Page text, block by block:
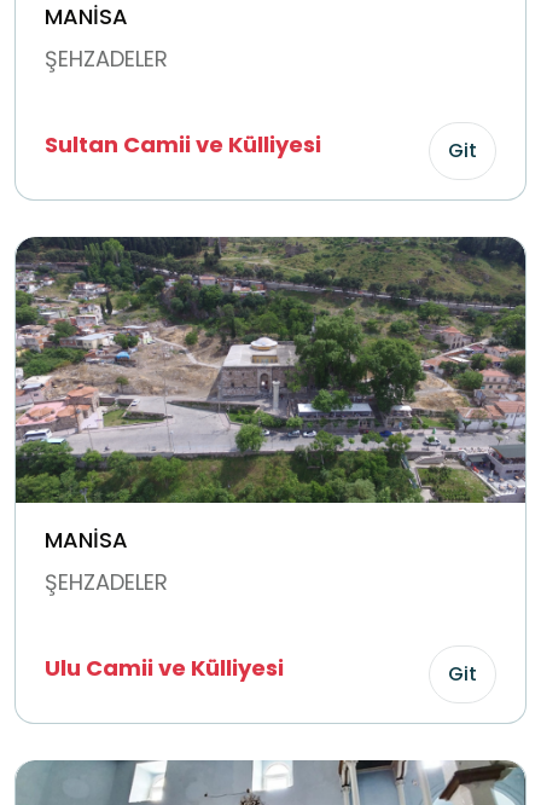
MANİSA
ŞEHZADELER
Sultan Camii ve Külliyesi Git
MANİSA
ŞEHZADELER
Ulu Camii ve Külliyesi Git